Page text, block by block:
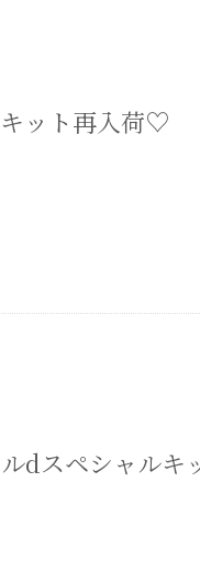
ット再入荷♡
dスペシャル